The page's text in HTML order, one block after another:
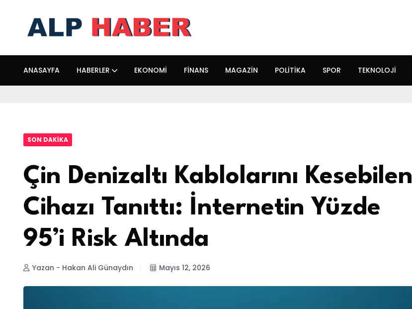
ANASAYFA HABERLER EKONOMI FINANS MAGAZIN POLITIKA SPOR TEKNOLOJI
SON DAKIKA
Çin Denizaltı Kablolarını Kesebilen
Cihazı Tanıttı: İnternetin Yüzde
95’i Risk Altında
Yazan - Hakan Ali Günaydın Mayıs 12, 2026